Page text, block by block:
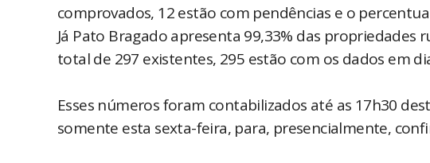
comprovados, 12 estão com pendências e o
Já Pato Bragado apresenta 99,33% das propriedades
total de 297 existentes, 295 estão com os dados em
Esses números foram contabilizados até as 17h30
somente esta sexta-feira, para, presencialmente,